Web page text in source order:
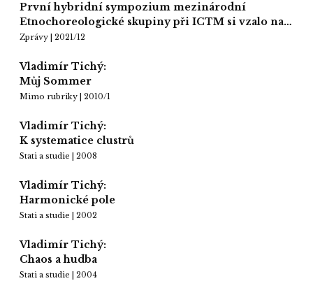
První hybridní sympozium mezinárodní
Etnochoreologické skupiny při ICTM si vzalo na…
Zprávy | 2021/12
Vladimír Tichý:
Můj Sommer
Mimo rubriky | 2010/1
Vladimír Tichý:
K systematice clustrů
Stati a studie | 2008
Vladimír Tichý:
Harmonické pole
Stati a studie | 2002
Vladimír Tichý:
Chaos a hudba
Stati a studie | 2004